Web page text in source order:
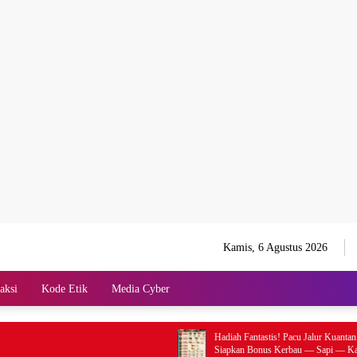
Kamis, 6 Agustus 2026
Kode Etik Media Cyber
Hadiah Fantastis! Pacu Jalur Kuantan Hilir 2026
Siapkan Bonus Kerbau — Sapi — Kambing dan